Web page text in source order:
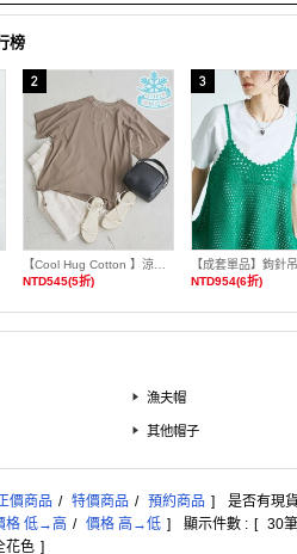
榜
NTD545(5折)
NTD954(6折)
漁夫帽
其他帽子
價商品 / 特價商品 / 預約商品 ] 是否有現
格 低→高 / 價格 高→低 ] 顯示件數 : [ 30筆
花色 ]